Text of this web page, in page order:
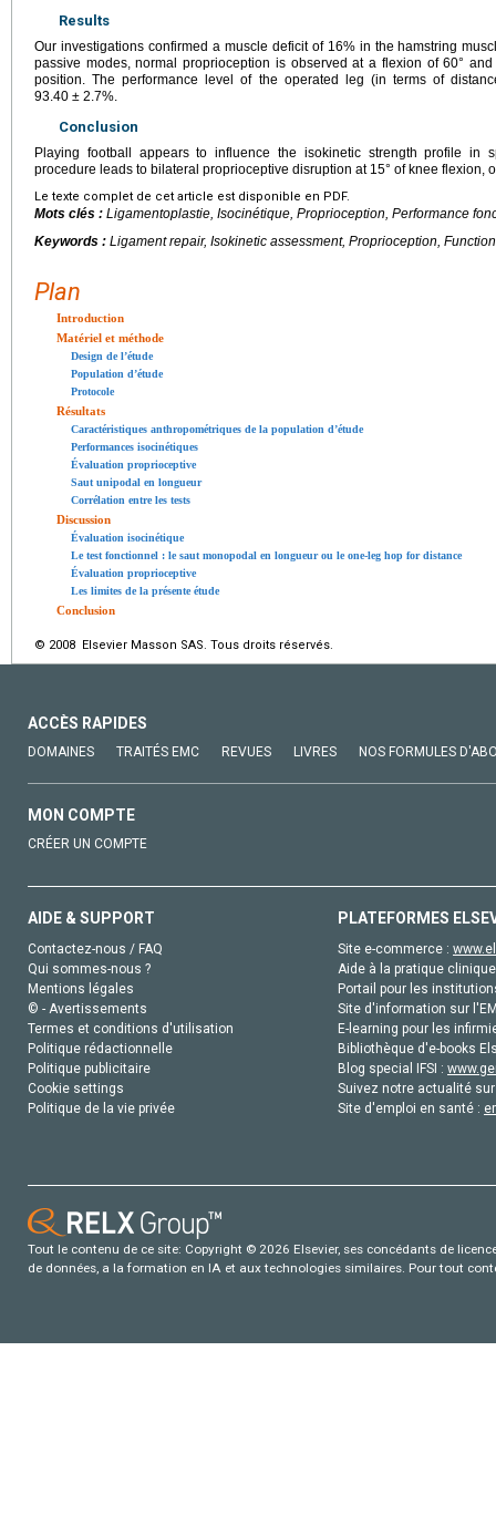
Results
Our investigations confirmed a muscle deficit of 16% in the hamstring
passive modes, normal proprioception is observed at a flexion of 60°
position. The performance level of the operated leg (in terms of
93.40 ± 2.7%.
Conclusion
Playing football appears to influence the isokinetic strength profile in
procedure leads to bilateral proprioceptive disruption at 15° of knee flexion,
Le texte complet de cet article est disponible en PDF.
Mots clés : Ligamentoplastie, Isocinétique, Proprioception, Performance
Keywords : Ligament repair, Isokinetic assessment, Proprioception,
Plan
Introduction
Matériel et méthode
Design de l’étude
Population d’étude
Protocole
Résultats
Caractéristiques anthropométriques de la population d’étude
Performances isocinétiques
Évaluation proprioceptive
Saut unipodal en longueur
Corrélation entre les tests
Discussion
Évaluation isocinétique
Le test fonctionnel : le saut monopodal en longueur ou le one-leg hop for distance
Évaluation proprioceptive
Les limites de la présente étude
Conclusion
© 2008 Elsevier Masson SAS. Tous droits réservés.
ACCÈS RAPIDES
DOMAINES TRAITÉS EMC REVUES LIVRES NOS FORMULES
MON COMPTE
CRÉER UN COMPTE
AIDE & SUPPORT
Contactez-nous / FAQ
Qui sommes-nous ?
Mentions légales
© - Avertissements
Termes et conditions d'utilisation
Politique rédactionnelle
Politique publicitaire
Cookie settings
Politique de la vie privée
PLATEFORMES
Site e-commerce :
Aide à la pratique
Portail pour les
Site d'information sur
E-learning pour les
Bibliothèque d'e-books
Blog special IFSI :
Suivez notre actualité
Site d'emploi en santé :
Tout le contenu de ce site: Copyright © 2026 Elsevier, ses concédants de
de données, a la formation en IA et aux technologies similaires. Pour tout